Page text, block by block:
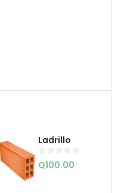
Ladrillo
Q100.00